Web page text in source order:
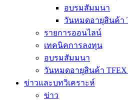
อบรมสัมมนา
วันหมดอายุสินค้า
รายการออนไลน์
เทคนิคการลงทุน
อบรมสัมมนา
วันหมดอายุสินค้า TFEX
ข่าวและบทวิเคราะห์
ข่าว